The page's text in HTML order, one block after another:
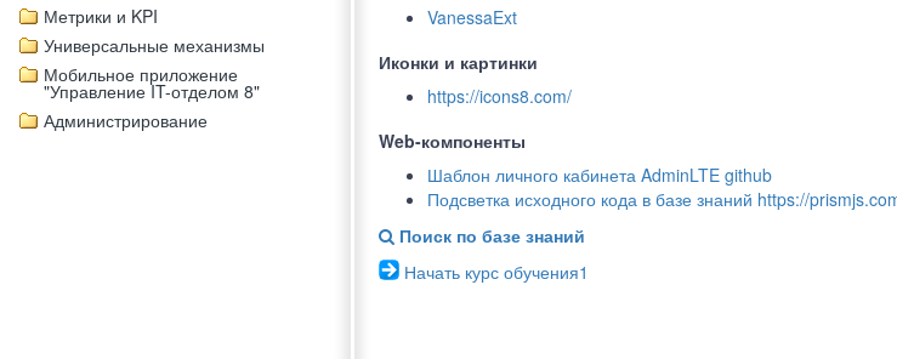
Метрики и KPI
Универсальные механизмы
Мобильное приложение
"Управление IT-отделом 8"
Администрирование
VanessaExt
Иконки и картинки
https://icons8.com/
Web-компоненты
Шаблон личного кабинета AdminLTE github
Подсветка исходного кода в базе знаний https://
Поиск по базе знаний
Начать курс обучения1